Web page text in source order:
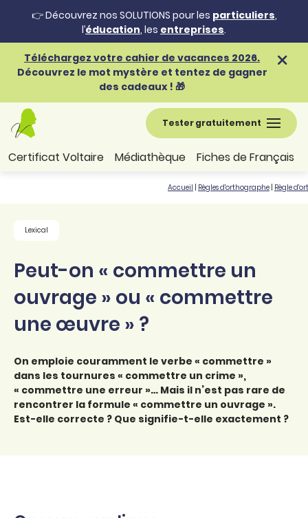
👉 Découvrez nos SOLUTIONS pour les particuliers,
l’éducation, les entreprises.
Téléchargez votre cahier de vacances 2026.
Découvrez le mot mystère et tentez de gagner
des cadeaux ! 🎁
Tester gratuitement
Certificat Voltaire Médiathèque Fiches de Français
Accueil Règles d'orthographe Règle
Lexical
Peut-on « commettre un
ouvrage » ou « commettre
une œuvre » ?
On emploie couramment le verbe « commettre »
dans les tournures « commettre un crime »,
« commettre une erreur »… Mais il n’est pas rare de
rencontrer la formule « commettre un ouvrage ».
Est-elle correcte ? Que signifie-t-elle exactement ?